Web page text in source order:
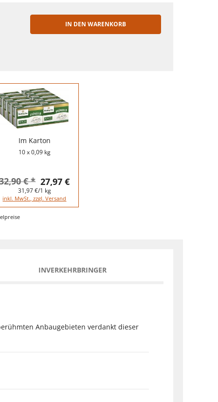
IN DEN WARENKORB
Im Karton
10 x 0,09 kg
27,97 €
€ *
31,97 €/1 kg
inkl. MwSt., zzgl. Versand
INVERKEHRBRINGER
Anbaugebieten verdankt dieser